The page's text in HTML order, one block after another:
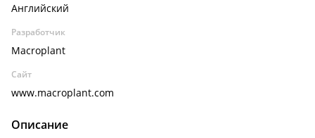
Английский
Разработчик
Macroplant
Сайт
www.macroplant.com
Описание